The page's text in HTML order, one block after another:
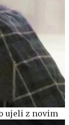
ujeli z novim